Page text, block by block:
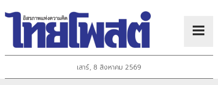
เสาร์, 8 สิงหาคม 2569